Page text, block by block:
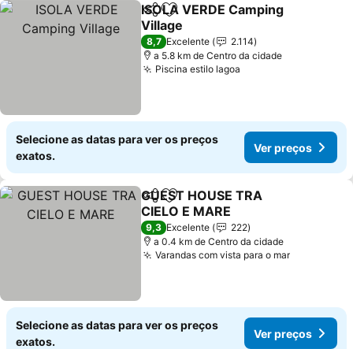
PartilharAdicionar aos favoritos
ISOLA VERDE Camping
Village
Ver preços
8,7 Excelente
2.114
a 5.8 km de Centro da cidade
Piscina estilo lagoa
Selecione as datas para ver os preços
exatos.
Ver preços
PartilharAdicionar aos favoritos
GUEST HOUSE TRA
CIELO E MARE
Ver preços
9,3 Excelente
222
a 0.4 km de Centro da cidade
Varandas com vista para o marVer
Selecione as datas para ver os preços
exatos.
Ver preços